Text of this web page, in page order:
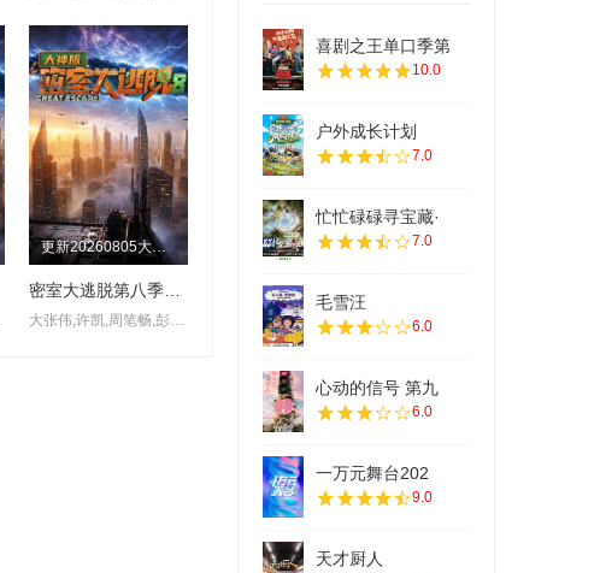
更新20260805大神版第3期：密神团飙戏圆谎二
密室大逃脱第八季大神版
大张伟,许凯,周笔畅,彭昱畅,张真源,陈哲远
喜剧之王单口季第
10.0
户外成长计划
7.0
忙忙碌碌寻宝藏·
7.0
毛雪汪
6.0
心动的信号 第九
6.0
一万元舞台202
9.0
天才厨人